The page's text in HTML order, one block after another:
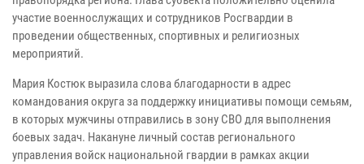
участие военнослужащих и сотрудников Росгвардии в
проведении общественных, спортивных и религиозных
мероприятий.
Мария Костюк выразила слова благодарности в адрес
командования округа за поддержку инициативы помощи семьям,
в которых мужчины отправились в зону СВО для выполнения
боевых задач. Накануне личный состав регионального
управления войск национальной гвардии в рамках акции